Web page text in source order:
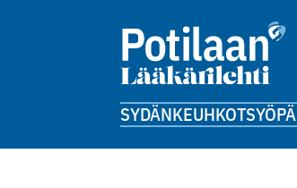
SYDÄNKEUHKOTSYÖPÄ